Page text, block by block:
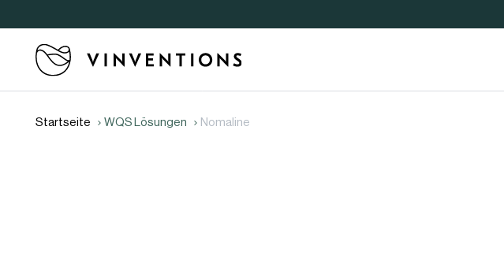
Startseite WQS Lösungen Nomaline